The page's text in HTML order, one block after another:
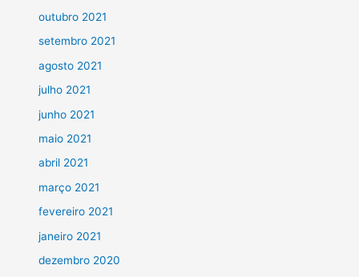
outubro 2021
setembro 2021
agosto 2021
julho 2021
junho 2021
maio 2021
abril 2021
março 2021
fevereiro 2021
janeiro 2021
dezembro 2020